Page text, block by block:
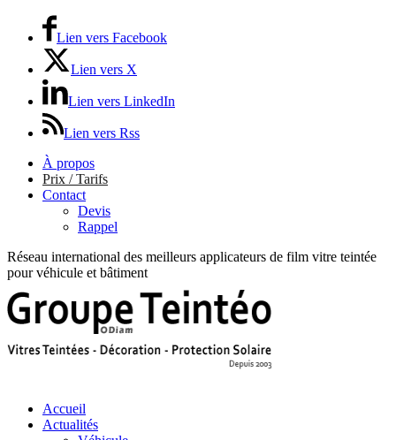
Lien vers Facebook
Lien vers X
Lien vers LinkedIn
Lien vers Rss
À propos
Prix / Tarifs
Contact
Devis
Rappel
Réseau international des meilleurs applicateurs de film vitre teintée
pour véhicule et bâtiment
Accueil
Actualités